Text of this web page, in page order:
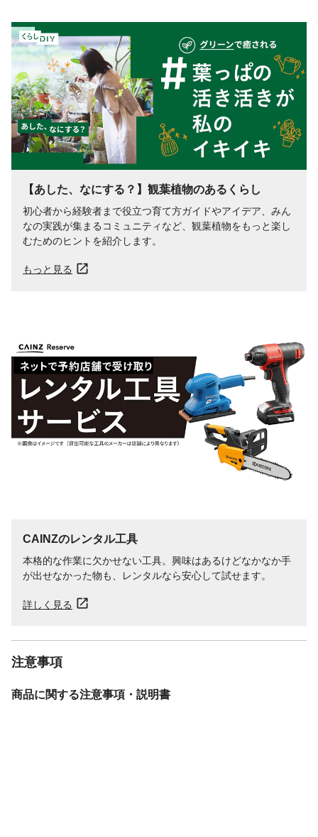
【あした、なにする？】観葉植物のあるくらし
初心者から経験者まで役立つ育て方ガイドやアイデア、みん
なの実践が集まるコミュニティなど、観葉植物をもっと楽し
むためのヒントを紹介します。
もっと見る
CAINZのレンタル工具
本格的な作業に欠かせない工具。興味はあるけどなかなか手
が出せなかった物も、レンタルなら安心して試せます。
詳しく見る
注意事項
商品に関する注意事項・説明書